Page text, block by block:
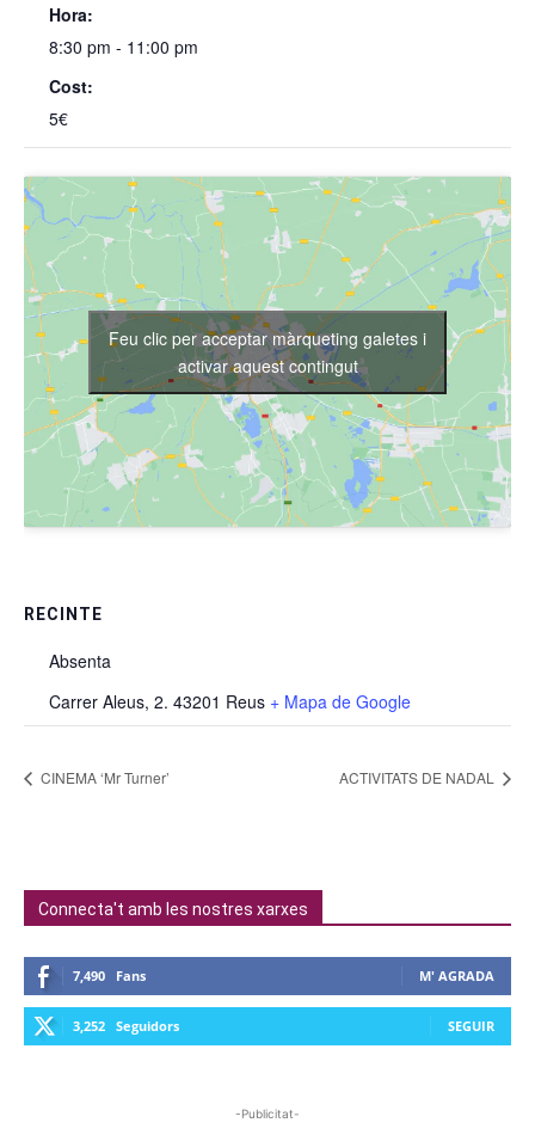
Hora:
8:30 pm - 11:00 pm
Cost:
5€
RECINTE
Absenta
Carrer Aleus, 2. 43201 Reus + Mapa de Google
Feu clic per acceptar màrqueting galetes i
activar aquest contingut
CINEMA ‘Mr Turner’ ACTIVITATS DE NADAL
Connecta't amb les nostres xarxes
7,490 Fans M' AGRADA
3,252 Seguidors SEGUIR
-Publicitat-